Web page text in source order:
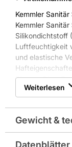
Kemmler Sanitär
Kemmler
Silikondichtstoff
Luftfeuchtigkeit
und elastische
Fliesen, Glas,
lackierten
Produkt auf
und
Der zu
sein und das
verwendet
Weiterlesen
Gewicht &
Datenblätter